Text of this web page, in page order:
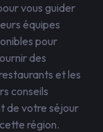
vous guider
équipes
pour
des
et les
conseils
de votre séjour
région.